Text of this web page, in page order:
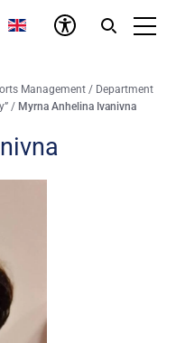
Management / Department
/ Myrna Anhelina Ivanivna